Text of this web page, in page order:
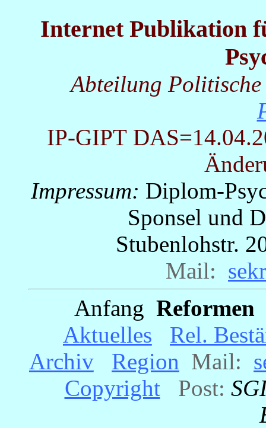
Internet Publikation
Abteilung
IP-GIPT
Impressum: Diplom-
Sponsel und
Stubenlohstr.
Mail:
Anfang Reformen
Aktuelles
Rel.
Archiv
Region Mail:
Copyright_ Post: